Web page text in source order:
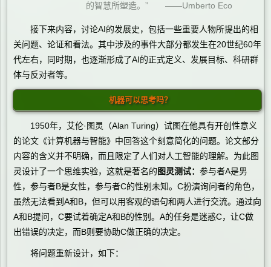
的智慧所塑造。” ——Umberto Eco
接下来内容，讨论AI的发展史，包括一些重要人物所提出的相
关问题、论证和看法。其中涉及的事件大部分都发生在20世纪60年
代左右，同时期，也逐渐形成了AI的正式定义、发展目标、科研群
体与反对者等。
机器可以思考吗？
1950年，艾伦·图灵（Alan Turing）试图在他具有开创性意义
的论文《计算机器与智能》中回答这个刻意简化的问题。论文部分
内容的含义并不明确，而且限定了人们对人工智能的理解。为此图
灵设计了一个思维实验，这就是著名的图灵测试： 参与者A是男
性，参与者B是女性，参与者C的性别未知。C扮演询问者的角色，
虽然无法看到A和B，但可以用客观的语句和两人进行交流。通过向
A和B提问，C要试着确定A和B的性别。A的任务是迷惑C，让C做
出错误的决定，而B则要协助C做正确的决定。
将问题重新设计，如下：